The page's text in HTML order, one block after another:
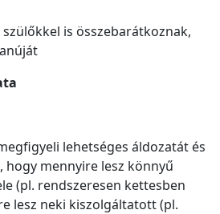
is összebarátkoznak,
lehetséges áldozatát és
hogy mennyire lesz könnyű
(pl. rendszeresen kettesben
lesz neki kiszolgáltatott (pl.